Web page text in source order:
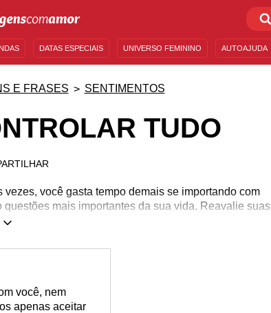
DATAS ESPECIAIS UNIVERSO FEMININO AUTOAJUDA
E FRASES SENTIMENTOS
TUDO
você gasta tempo demais se importando com
mais importantes da sua vida. Reavalie suas
lidar com os acontecimentos.
você, nem
apenas aceitar